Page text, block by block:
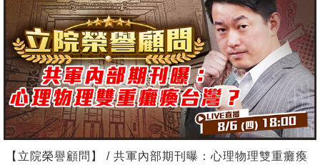
【立院榮譽顧問】 / 共軍內部期刊曝：心理物理雙重癱瘓